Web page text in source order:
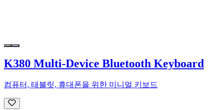
K380 Multi-Device Bluetooth Keyboard
컴퓨터, 태블릿, 휴대폰을 위한 미니멀 키보드